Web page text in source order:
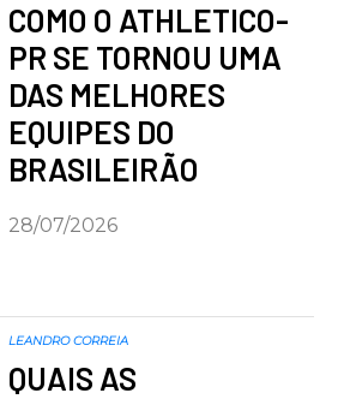
COMO O ATHLETICO-
PR SE TORNOU UMA
DAS MELHORES
EQUIPES DO
BRASILEIRÃO
28/07/2026
LEANDRO CORREIA
QUAIS AS